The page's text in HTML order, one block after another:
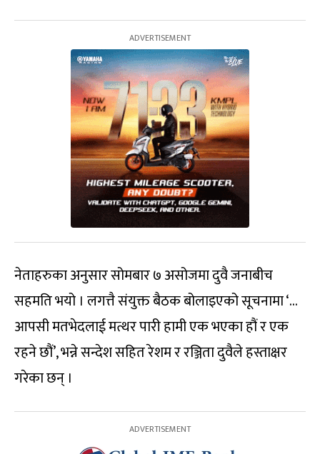
नेताहरुका अनुसार सोमबार ७ असोजमा दुवै जनाबीच
सहमति भयो । लगत्तै संयुक्त बैठक बोलाइएको सूचनामा ‘…
आपसी मतभेदलाई मत्थर पारी हामी एक भएका हौं र एक
रहने छौं’, भन्ने सन्देश सहित रेशम र रञ्जिता दुवैले हस्ताक्षर
गरेका छन् ।